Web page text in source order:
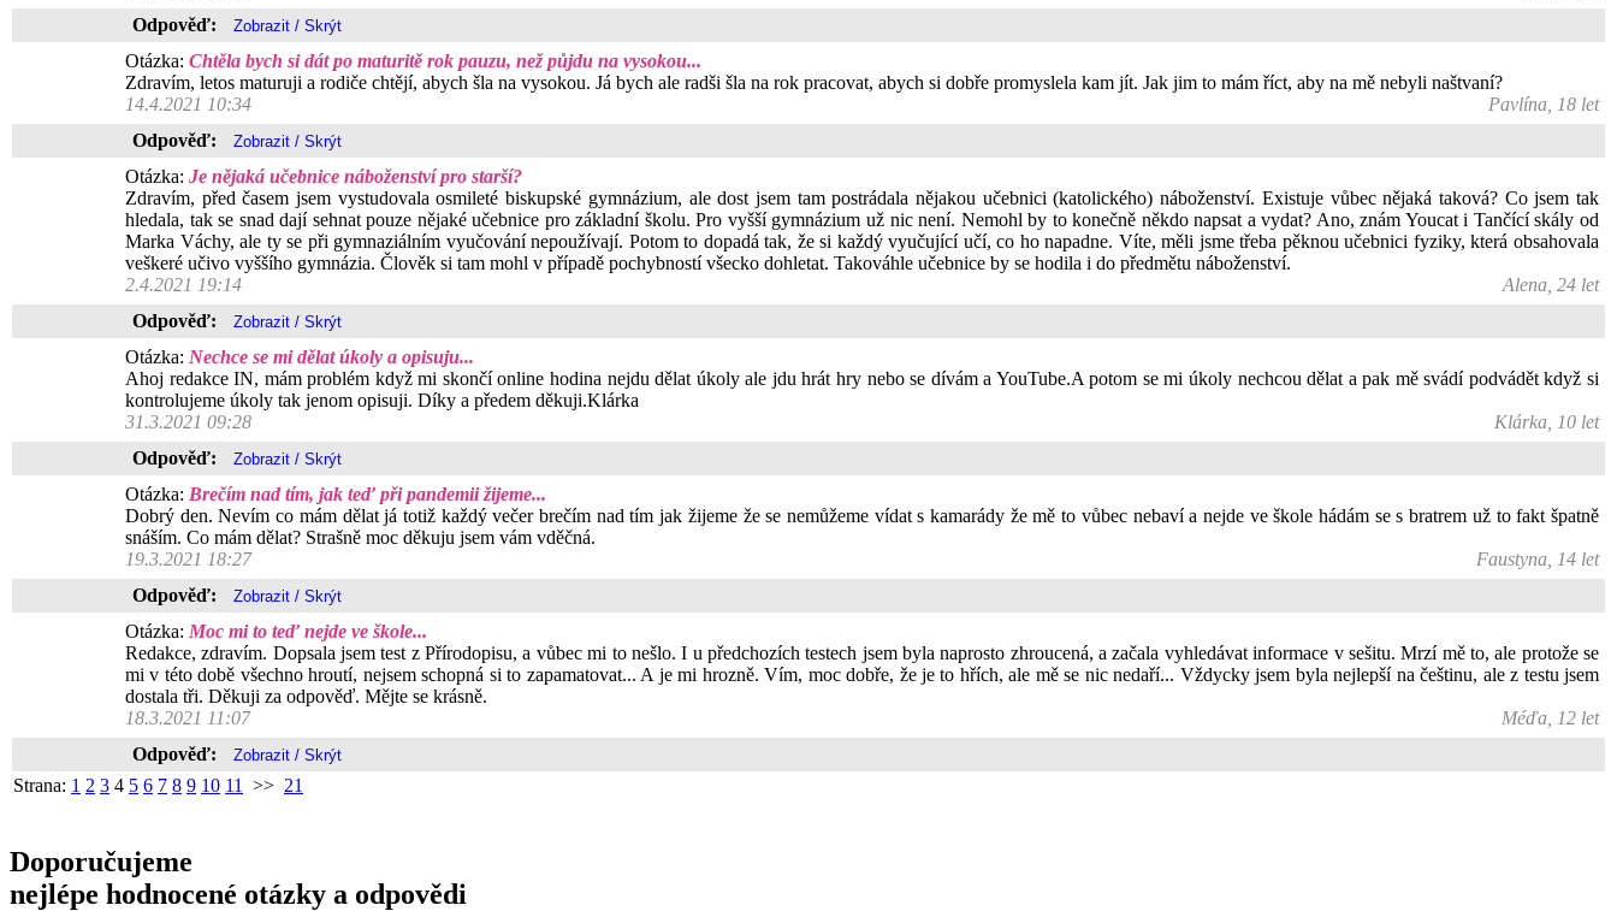
Odpověď:
Otázka: Chtěla bych si dát po maturitě rok pauzu, než půjdu na vysokou...
Zdravím, letos maturuji a rodiče chtějí, abych šla na vysokou. Já bych ale radši šla na rok pracovat, abych si dobře promyslela kam jít. Jak jim to mám říct, aby na mě nebyli naštvaní?
14.4.2021 10:34
Pavlína, 18 let
Odpověď:
Otázka: Je nějaká učebnice náboženství pro starší?
Zdravím, před časem jsem vystudovala osmileté biskupské gymnázium, ale dost jsem tam postrádala nějakou učebnici (katolického) náboženství. Existuje vůbec nějaká taková? Co jsem tak
hledala, tak se snad dají sehnat pouze nějaké učebnice pro základní školu. Pro vyšší gymnázium už nic není. Nemohl by to konečně někdo napsat a vydat? Ano, znám Youcat i Tančící skály od
Marka Váchy, ale ty se při gymnaziálním vyučování nepoužívají. Potom to dopadá tak, že si každý vyučující učí, co ho napadne. Víte, měli jsme třeba pěknou učebnici fyziky, která obsahovala
veškeré učivo vyššího gymnázia. Člověk si tam mohl v případě pochybností všecko dohletat. Takováhle učebnice by se hodila i do předmětu náboženství.
2.4.2021 19:14
Alena, 24 let
Odpověď:
Otázka: Nechce se mi dělat úkoly a opisuju...
Ahoj redakce IN, mám problém když mi skončí online hodina nejdu dělat úkoly ale jdu hrát hry nebo se dívám a YouTube.A potom se mi úkoly nechcou dělat a pak mě svádí podvádět když si
kontrolujeme úkoly tak jenom opisuji. Díky a předem děkuji.Klárka
31.3.2021 09:28
Klárka, 10 let
Odpověď:
Otázka: Brečím nad tím, jak teď při pandemii žijeme...
Dobrý den. Nevím co mám dělat já totiž každý večer brečím nad tím jak žijeme že se nemůžeme vídat s kamarády že mě to vůbec nebaví a nejde ve škole hádám se s bratrem už to fakt špatně
snáším. Co mám dělat? Strašně moc děkuju jsem vám vděčná.
19.3.2021 18:27
Faustyna, 14 let
Odpověď:
Otázka: Moc mi to teď nejde ve škole...
Redakce, zdravím. Dopsala jsem test z Přírodopisu, a vůbec mi to nešlo. I u předchozích testech jsem byla naprosto zhroucená, a začala vyhledávat informace v sešitu. Mrzí mě to, ale protože se
mi v této době všechno hroutí, nejsem schopná si to zapamatovat... A je mi hrozně. Vím, moc dobře, že je to hřích, ale mě se nic nedaří... Vždycky jsem byla nejlepší na češtinu, ale z testu jsem
dostala tři. Děkuji za odpověď. Mějte se krásně.
18.3.2021 11:07
Méďa, 12 let
Odpověď:
Strana: 1 2 3 4 5 6 7 8 9 10 11 >> 21
Doporučujeme
nejlépe hodnocené otázky a odpovědi